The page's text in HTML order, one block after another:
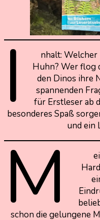
I
nhalt:
Huhn? Wer flog
den Dinos ihre
spannenden
für Erstleser ab
besonderes Spaß
und ein
M
schon die gelungene